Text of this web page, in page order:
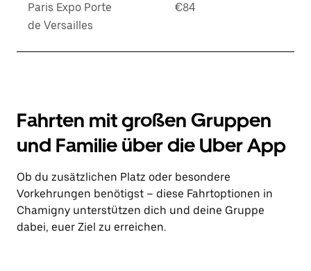
Paris Expo Porte
de Versailles
€84
Fahrten mit großen Gruppen
und Familie über die Uber App
Ob du zusätzlichen Platz oder besondere
Vorkehrungen benötigst – diese Fahrtoptionen in
Chamigny unterstützen dich und deine Gruppe
dabei, euer Ziel zu erreichen.